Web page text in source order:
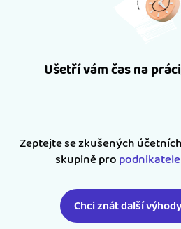
Ušetří vám čas na
Zeptejte se zkušených
skupině pro
Chci znát další